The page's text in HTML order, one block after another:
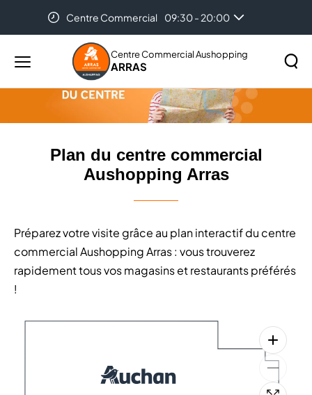
Centre Commercial
09:30 - 20:00
Auchan Arras 08:30 - 21:30
Menu
principal
Centre Commercial Aushopping
ARRAS
Rechercher
la
Plan du centre commercial Aushopping Arras
Plan du centre commercial
Aushopping Arras
Préparez votre visite grâce au plan interactif du centre
commercial Aushopping Arras : vous trouverez
rapidement tous vos magasins et restaurants préférés
!